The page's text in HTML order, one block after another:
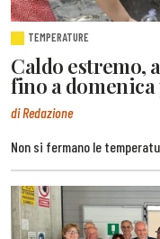
TEMPERATURE
Caldo estremo,
fino a
di Redazione
Non si fermano le